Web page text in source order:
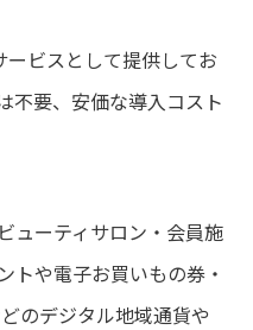
ビスとして提供してお
不要、安価な導入コスト
ューティサロン・会員施
トや電子お買いもの券・
のデジタル地域通貨や